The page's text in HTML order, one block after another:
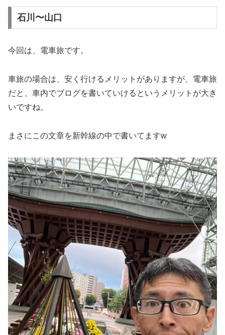
石川〜山口
今回は、電車旅です。
車旅の場合は、安く行けるメリットがありますが、電車旅
だと、車内でブログを書いていけるというメリットが大き
いですね。
まさにこの文章を新幹線の中で書いてますw